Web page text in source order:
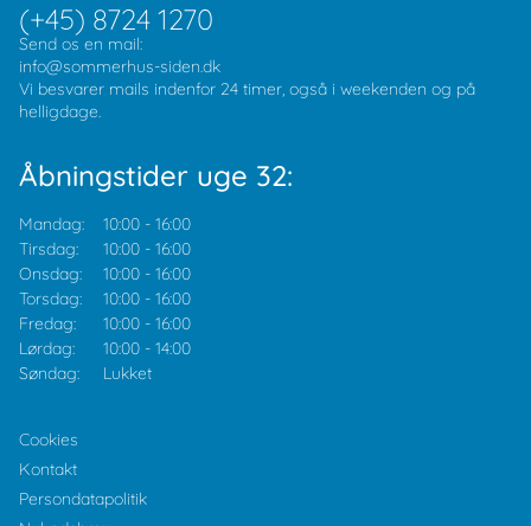
(+45) 8724 1270
Send os en mail:
info@sommerhus-siden.dk
Vi besvarer mails indenfor 24 timer, også i weekenden og på
helligdage.
Åbningstider uge 32:
Mandag: 10:00 - 16:00
Tirsdag:
10:00 - 16:00
Onsdag:
10:00 - 16:00
Torsdag:
10:00 - 16:00
Fredag:
10:00 - 16:00
Lørdag:
10:00 - 14:00
Søndag:
Lukket
Cookies
Kontakt
Persondatapolitik